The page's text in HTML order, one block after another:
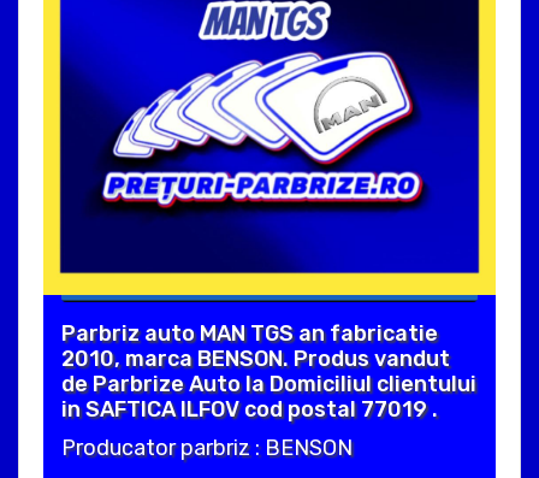
Parbriz auto MAN TGS an fabricatie
2010, marca BENSON. Produs vandut
de Parbrize Auto la Domiciliul clientului
in SAFTICA ILFOV cod postal 77019 .
Producator parbriz : BENSON